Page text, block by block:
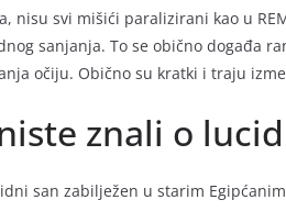
nisu svi mišići paralizirani kao u
sanjanja. To se obično događa
očiju. Obično su kratki i traju
znali o
san zabilježen u starim